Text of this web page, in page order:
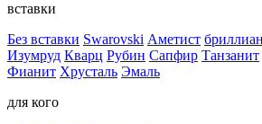
вставки
Без вставки Swarovski Аметист
Изумруд Кварц Рубин Сапфир Танзанит
Фианит Хрусталь Эмаль
для кого